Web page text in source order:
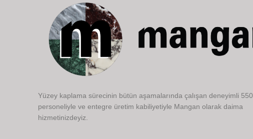
Yüzey kaplama sürecinin bütün aşamalarında çalışan deneyimli 550
personeliyle ve entegre üretim kabiliyetiyle Mangan olarak daima
hizmetinizdeyiz.